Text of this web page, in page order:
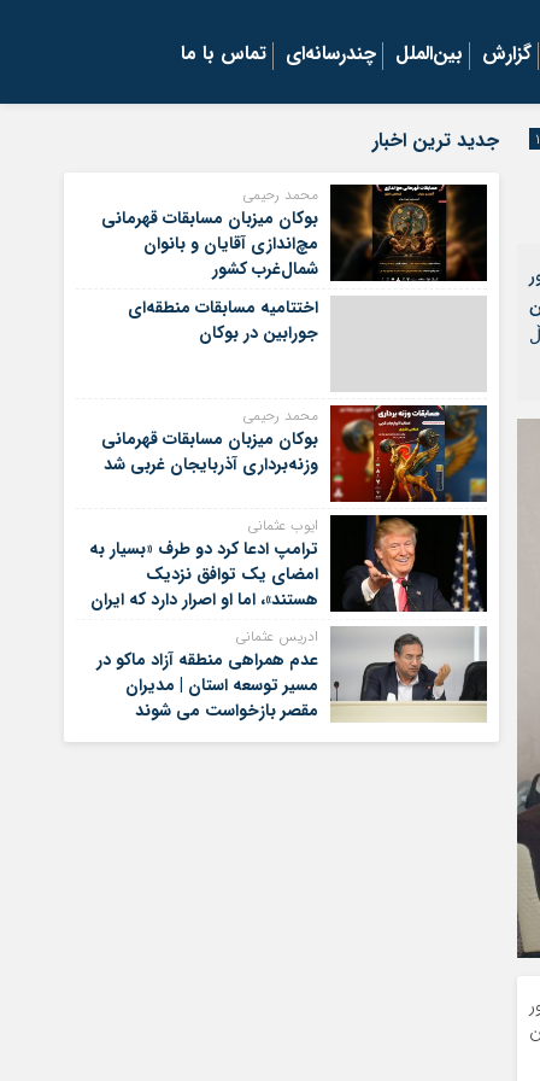
گزارش بین‌الملل چندرسانه‌ای تماس با ما
جدید ترین اخبار
محمد رحیمی
بوکان میزبان مسابقات قهرمانی
مچ‌اندازی آقایان و بانوان
شمال‌غرب کشور
اختتامیه مسابقات منطقه‌ای
جورابین در بوکان
محمد رحیمی
بوکان میزبان مسابقات قهرمانی
وزنه‌برداری آذربایجان غربی شد
ایوب عثمانی
ترامپ ادعا کرد دو طرف «بسیار به
امضای یک توافق نزدیک
هستند»، اما او اصرار دارد که ایران
برای کنار گذاشتن برنامه‌های
هسته‌ای خود گام‌های بیشتری
بردارد
ادریس عثمانی
عدم همراهی منطقه آزاد ماکو در
مسیر توسعه استان | مدیران
مقصر بازخواست می شوند